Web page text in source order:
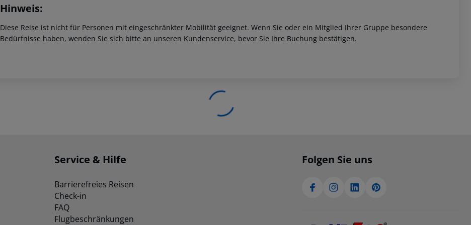
Hinweis:
Diese Reise ist nicht für Personen mit eingeschränkter Mobilität geeignet. Wenn Sie oder ein Mitglied Ihrer Gruppe besondere
Bedürfnisse haben, wenden Sie sich bitte an unseren Kundenservice, bevor Sie Ihre Buchung bestätigen.
Service & Hilfe
Barrierefreies Reisen
Check-in
FAQ
Flugbeschränkungen
Folgen Sie uns